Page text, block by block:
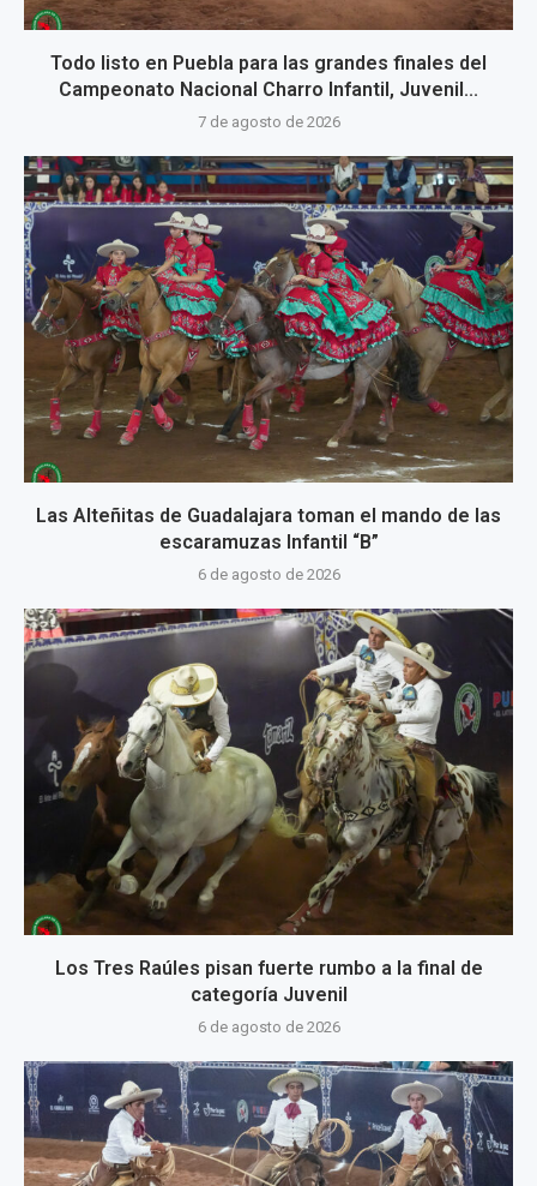
Todo listo en Puebla para las grandes finales del
Campeonato Nacional Charro Infantil, Juvenil...
7 de agosto de 2026
Las Alteñitas de Guadalajara toman el mando de las
escaramuzas Infantil “B”
6 de agosto de 2026
Los Tres Raúles pisan fuerte rumbo a la final de
categoría Juvenil
6 de agosto de 2026